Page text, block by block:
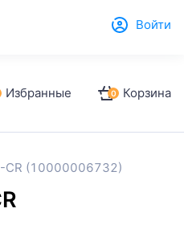
Войти
Избранные 0 Корзина
CR (10000006732)